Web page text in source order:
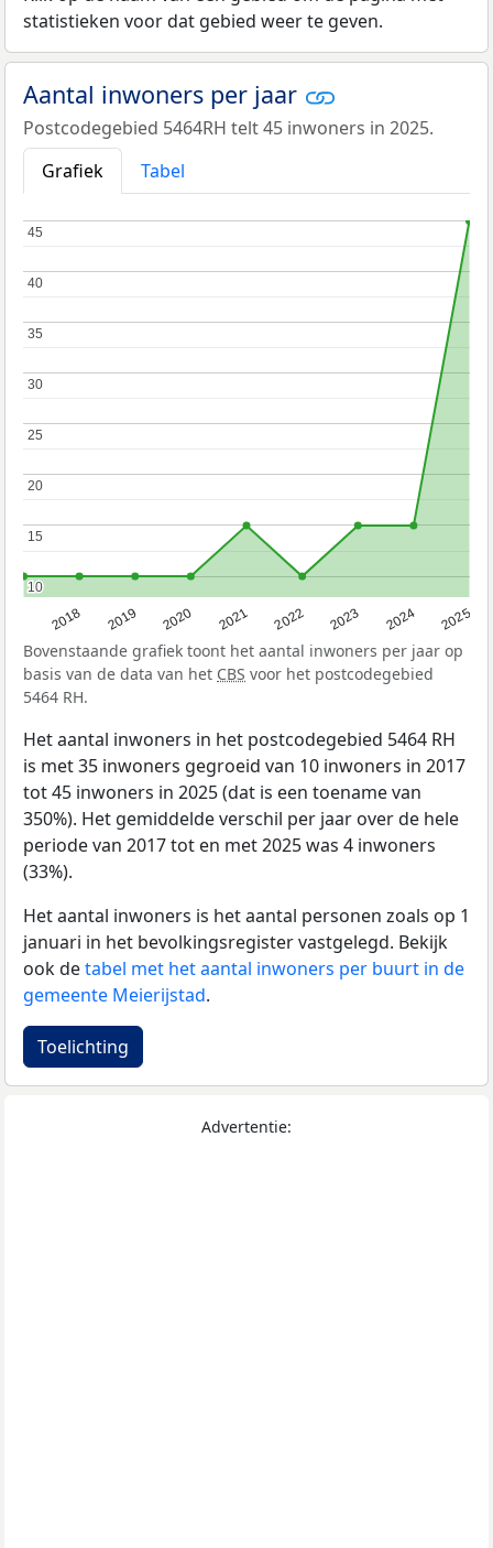
statistieken voor dat gebied weer te geven.
Aantal inwoners per jaar
Postcodegebied 5464RH telt 45 inwoners in 2025.
Grafiek
Tabel
2018 2019 2020 2021 2022 2023 2024 2025
10
10
15
15
20
20
25
25
30
30
35
35
40
40
45
45
Bovenstaande grafiek toont het aantal inwoners per jaar op
basis van de data van het CBS voor het postcodegebied
5464 RH.
Het aantal inwoners in het postcodegebied 5464 RH
is met 35 inwoners gegroeid van 10 inwoners in 2017
tot 45 inwoners in 2025 (dat is een toename van
350%). Het gemiddelde verschil per jaar over de hele
periode van 2017 tot en met 2025 was 4 inwoners
(33%).
Het aantal inwoners is het aantal personen zoals op 1
januari in het bevolkingsregister vastgelegd. Bekijk
ook detabel met het aantal inwoners per buurt in de
gemeente Meierijstad.
Toelichting
Advertentie: